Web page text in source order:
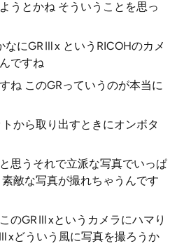
うとかね そういうことを思っ
なにGRⅢx というRICOHのカメ
ですね
ね このGRっていうのが本当に
から取り出すときにオンボタ
思うそれで立派な写真でいっぱ
敵な写真が撮れちゃうんです
のGRⅢxというカメラにハマり
どういう風に写真を撮ろうか